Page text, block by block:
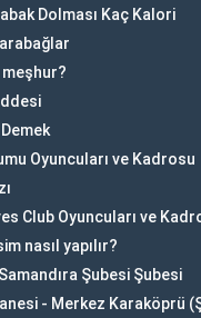
Dolması Kaç Kalori
meşhur?
Oyuncuları ve Kadrosu
Club Oyuncuları ve
nasıl yapılır?
Şubesi Şubesi
- Merkez Karaköprü